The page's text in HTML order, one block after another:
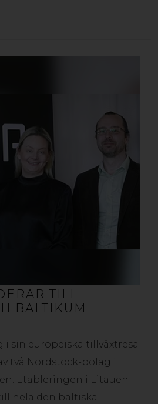
TILL
BALTIKUM
i sin europeiska tillväxtresa
två Nordstock-bolag i
Etableringen i Litauen
hela den baltiska